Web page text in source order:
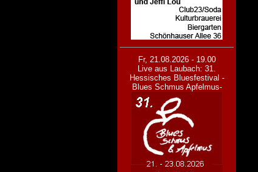
Fr, 21.08.2026 - 19.00
Live aus Laubach: 31.
Hessisches Bluesfestival -
Blues Schmus Apfelmus-